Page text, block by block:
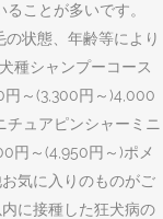
ことが多いです。
状態、年齢等により
種シャンプーコース
円～(3,300円～)4,000
チュアピンシャーミニ
円～(4,950円～)ポメ
気に入りのものがご
に接種した狂犬病の